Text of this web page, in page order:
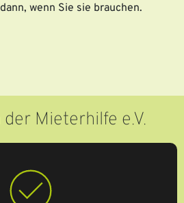
wenn Sie sie brauchen.
Mieterhilfe e.V.